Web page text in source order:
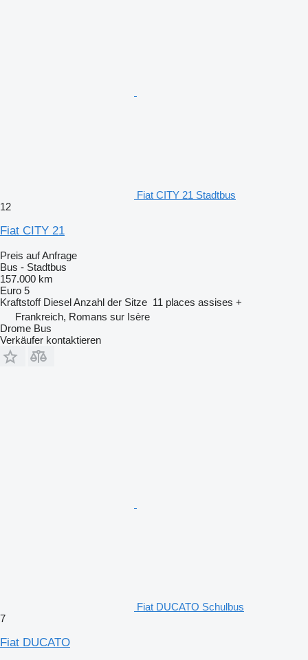
Fiat CITY 21 Stadtbus
12
Fiat CITY 21
Preis auf Anfrage
Bus - Stadtbus
157.000 km
Euro 5
Kraftstoff DieselAnzahl der Sitze 11 places assises +
Frankreich, Romans sur Isère
Drome Bus
Verkäufer kontaktieren
Fiat DUCATO Schulbus
7
Fiat DUCATO